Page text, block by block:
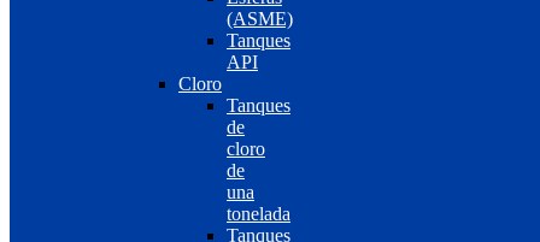
(ASME)
Tanques
API
Cloro
Tanques
de
cloro
de
una
tonelada
Tanques